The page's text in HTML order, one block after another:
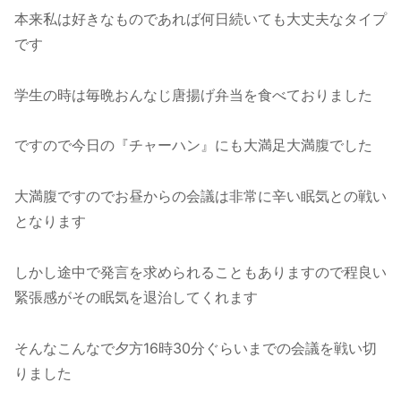
本来私は好きなものであれば何日続いても大丈夫なタイプ
です
学生の時は毎晩おんなじ唐揚げ弁当を食べておりました
ですので今日の『チャーハン』にも大満足大満腹でした
大満腹ですのでお昼からの会議は非常に辛い眠気との戦い
となります
しかし途中で発言を求められることもありますので程良い
緊張感がその眠気を退治してくれます
そんなこんなで夕方16時30分ぐらいまでの会議を戦い切
りました